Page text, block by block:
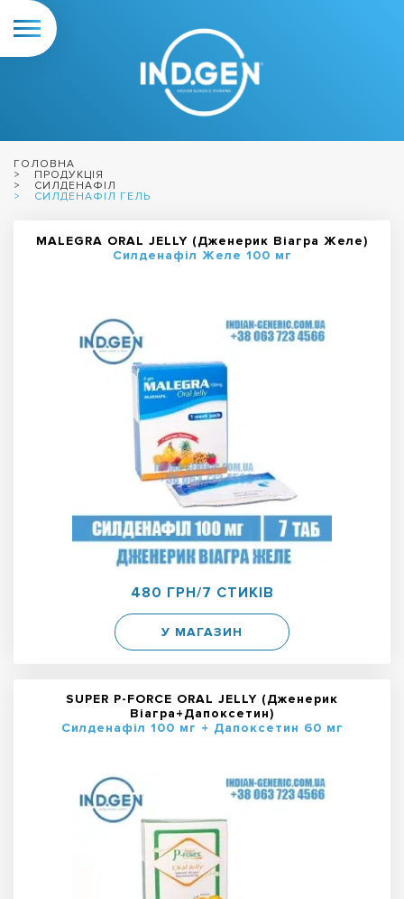
ГОЛОВНА
ПРОДУКЦІЯ
СИЛДЕНАФІЛ
СИЛДЕНАФІЛ ГЕЛЬ
MALEGRA ORAL JELLY (Дженерик Віагра Желе)
Силденафіл Желе 100 мг
480 ГРН/7 СТИКІВ
У МАГАЗИН
SUPER P-FORCE ORAL JELLY (Дженерик
Віагра+Дапоксетин)
Силденафіл 100 мг + Дапоксетин 60 мг